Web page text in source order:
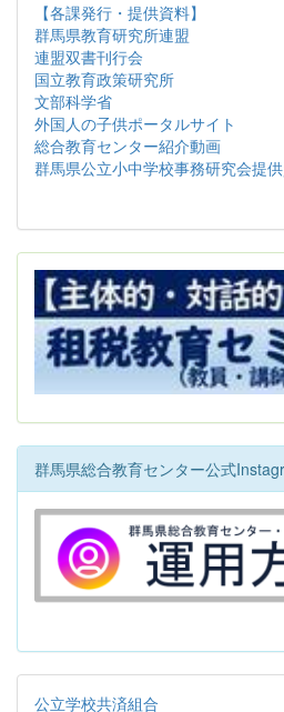
【各課発行・提供資料】
群馬県教育研究所連盟
連盟双書刊行会
国立教育政策研究所
文部科学省
外国人の子供ポータルサイト
総合教育センター紹介動画
群馬県公立小中学校事務研究会提
群馬県総合教育センター公式
公立学校共済組合